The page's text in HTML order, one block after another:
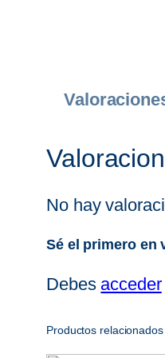
No hay
Sé el primero en
Debes acceder
Productos relacionados